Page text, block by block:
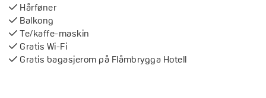
Hårføner
Balkong
Te/kaffe-maskin
Gratis Wi-Fi
Gratis bagasjerom på Flåmbrygga Hotell